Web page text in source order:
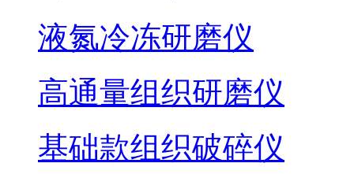
液氮冷冻研磨仪
高通量组织研磨仪
基础款组织破碎仪